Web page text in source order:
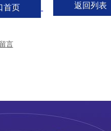
首页 返回列表
言